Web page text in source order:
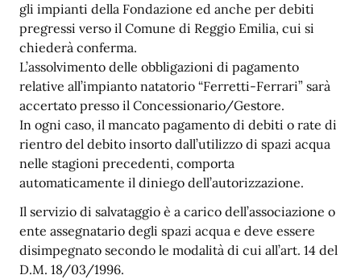
gli impianti della Fondazione ed anche per debiti
pregressi verso il Comune di Reggio Emilia, cui si
chiederà conferma.
L’assolvimento delle obbligazioni di pagamento
relative all’impianto natatorio “Ferretti-Ferrari” sarà
accertato presso il Concessionario/Gestore.
In ogni caso, il mancato pagamento di debiti o rate di
rientro del debito insorto dall’utilizzo di spazi acqua
nelle stagioni precedenti, comporta
automaticamente il diniego dell’autorizzazione.
Il servizio di salvataggio è a carico dell’associazione o
ente assegnatario degli spazi acqua e deve essere
disimpegnato secondo le modalità di cui all’art. 14 del
D.M. 18/03/1996.